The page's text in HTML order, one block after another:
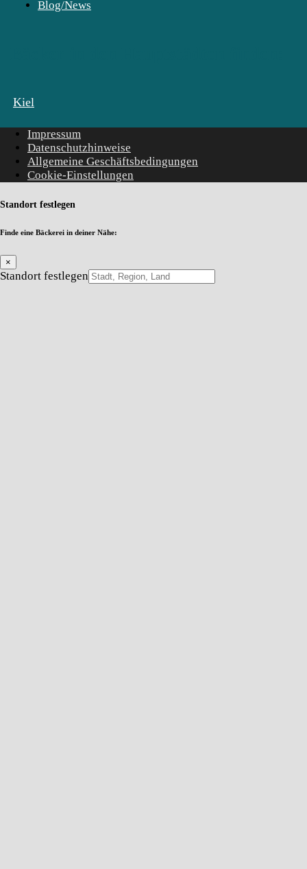
Blog/News
Kiel
Impressum
Datenschutzhinweise
Allgemeine Geschäftsbedingungen
Cookie-Einstellungen
Standort festlegen
Finde eine Bäckerei in deiner Nähe:
×
Standort festlegen